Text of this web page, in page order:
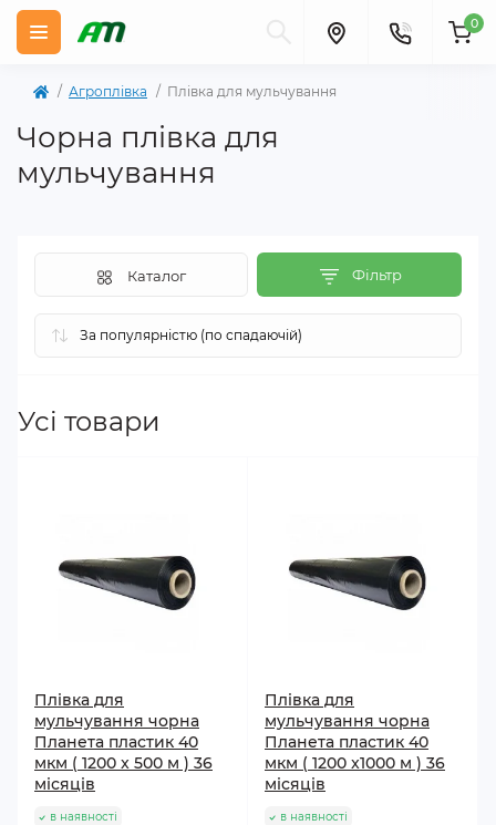
0
Агроплівка Плівка для мульчування
Чорна плівка для
мульчування
Фільтр
Каталог
Усі товари
Плівка для
мульчування чорна
Планета пластик 40
мкм ( 1200 x 500 м ) 36
місяців
в наявності
Плівка для
мульчування чорна
Планета пластик 40
мкм ( 1200 x1000 м ) 36
місяців
в наявності